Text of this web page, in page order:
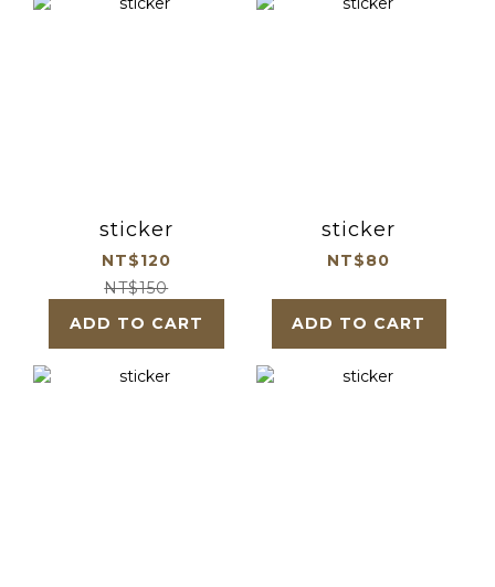
sticker
NT$120
NT$150
ADD TO CART
sticker
NT$80
ADD TO CART